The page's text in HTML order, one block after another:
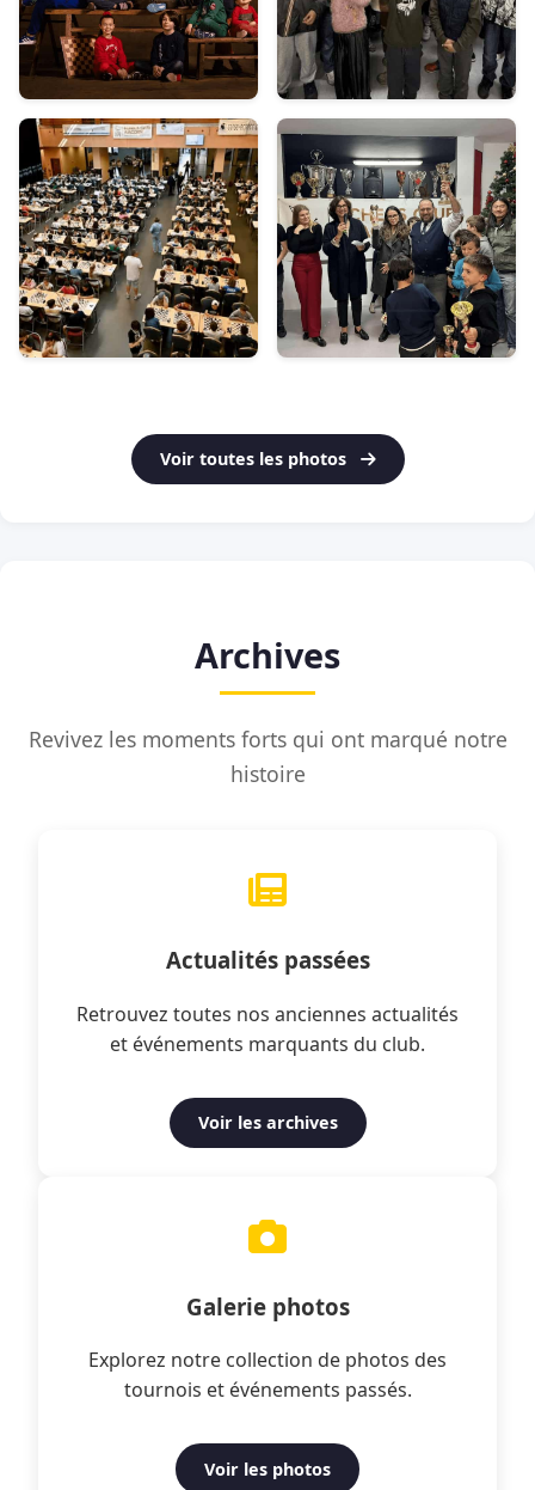
Voir toutes les photos
Archives
Revivez les moments forts qui ont marqué notre
histoire
Actualités passées
Retrouvez toutes nos anciennes actualités
et événements marquants du club.
Voir les archives
Galerie photos
Explorez notre collection de photos des
tournois et événements passés.
Voir les photos